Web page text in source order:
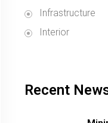
Infrastructure
Interior
Recent